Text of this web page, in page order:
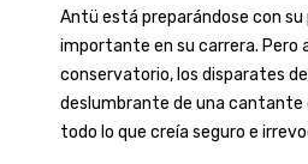
Antü está preparándose con
importante en su carrera. Pero
conservatorio, los disparates
deslumbrante de una cantante
todo lo que creía seguro e